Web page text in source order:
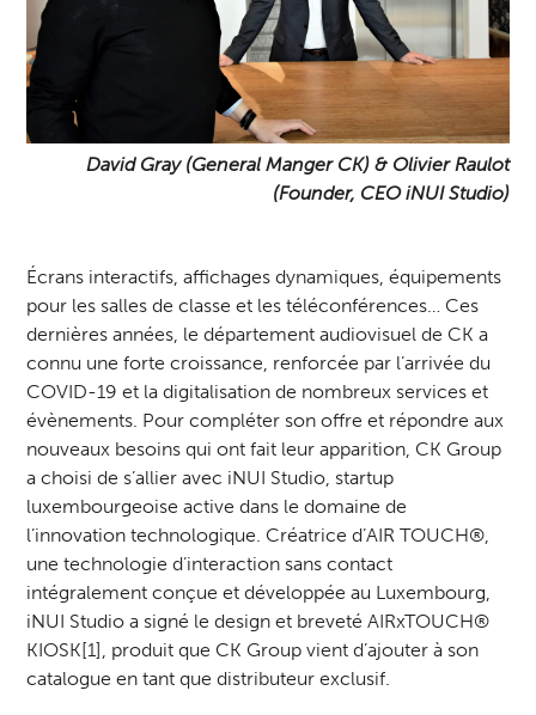
David Gray (General Manger CK) & Olivier Raulot
(Founder, CEO iNUI Studio)
Écrans interactifs, affichages dynamiques, équipements
pour les salles de classe et les téléconférences… Ces
dernières années, le département audiovisuel de CK a
connu une forte croissance, renforcée par l’arrivée du
COVID-19 et la digitalisation de nombreux services et
évènements. Pour compléter son offre et répondre aux
nouveaux besoins qui ont fait leur apparition, CK Group
a choisi de s’allier avec iNUI Studio, startup
luxembourgeoise active dans le domaine de
l’innovation technologique. Créatrice d’AIR TOUCH®,
une technologie d’interaction sans contact
intégralement conçue et développée au Luxembourg,
iNUI Studio a signé le design et breveté AIRxTOUCH®
KIOSK[1], produit que CK Group vient d’ajouter à son
catalogue en tant que distributeur exclusif.